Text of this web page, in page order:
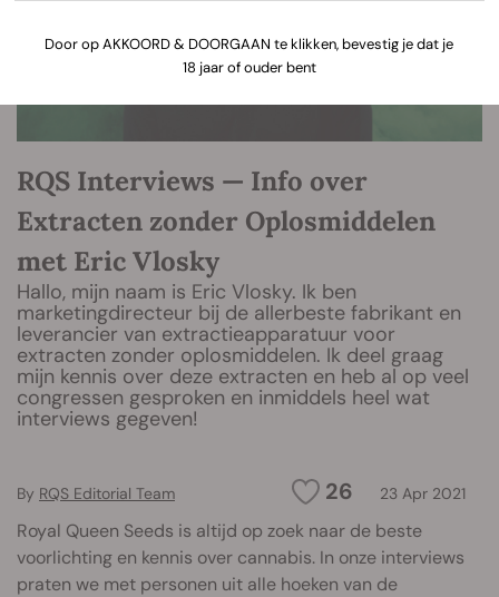
RQS Interviews — Info over
Extracten zonder Oplosmiddelen
met Eric Vlosky
Hallo, mijn naam is Eric Vlosky. Ik ben
marketingdirecteur bij de allerbeste fabrikant en
leverancier van extractieapparatuur voor
extracten zonder oplosmiddelen. Ik deel graag
mijn kennis over deze extracten en heb al op veel
congressen gesproken en inmiddels heel wat
interviews gegeven!
26 23 Apr 2021
By RQS Editorial Team
Royal Queen Seeds is altijd op zoek naar de beste
voorlichting en kennis over cannabis. In onze interviews
praten we met personen uit alle hoeken van de
Door op AKKOORD & DOORGAAN te klikken, bevestig je dat je
18 jaar of ouder bent